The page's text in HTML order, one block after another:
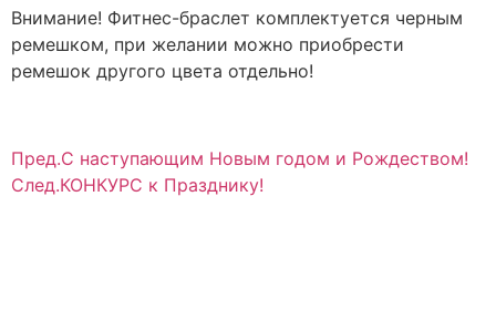
Внимание! Фитнес-браслет комплектуется черным
ремешком, при желании можно приобрести
ремешок другого цвета отдельно!
Пред.С наступающим Новым годом и Рождеством!
След.КОНКУРС к Празднику!